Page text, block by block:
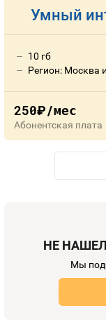
Умный
10 гб
Регион: Москва
250руб./мес
Абонентская плата
НЕ
Мы